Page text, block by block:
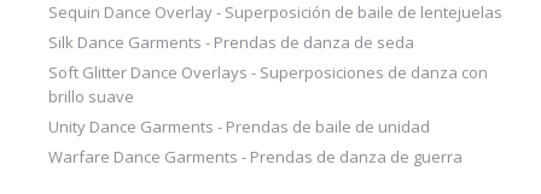
Sequin Dance Overlay - Superposición de baile de lentejuelas
Silk Dance Garments - Prendas de danza de seda
Soft Glitter Dance Overlays - Superposiciones de danza con
brillo suave
Unity Dance Garments - Prendas de baile de unidad
Warfare Dance Garments - Prendas de danza de guerra